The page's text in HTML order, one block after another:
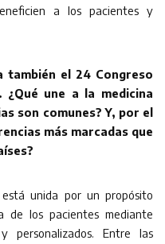
a los pacientes y
también el 24 Congreso
¿Qué une a la medicina
son comunes? Y, por el
más marcadas que
unida por un propósito
de los pacientes mediante
personalizados. Entre las